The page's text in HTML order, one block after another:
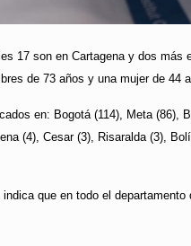
17 son en Cartagena y dos más
de 73 años y una mujer de 44
en: Bogotá (114), Meta (86),
(4), Cesar (3), Risaralda (3),
que en todo el